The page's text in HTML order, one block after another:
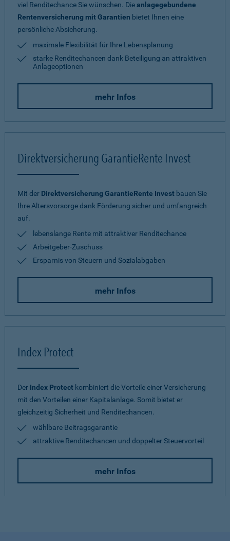
viel Renditechance Sie wünschen. Dieanlagegebundene
Rentenversicherung mit Garantien bietet Ihnen eine
persönliche Absicherung.
maximale Flexibilität für Ihre Lebensplanung
starke Renditechancen dank Beteiligung an attraktiven
Anlageoptionen
mehr Infos
Direktversicherung GarantieRente Invest
Mit der Direktversicherung GarantieRente Invest bauen Sie
Ihre Altersvorsorge dank Förderung sicher und umfangreich
auf.
lebenslange Rente mit attraktiver Renditechance
Arbeitgeber-Zuschuss
Ersparnis von Steuern und Sozialabgaben
mehr Infos
Index Protect
Der Index Protect kombiniert die Vorteile einer Versicherung
mit den Vorteilen einer Kapitalanlage. Somit bietet er
gleichzeitig Sicherheit und Renditechancen.
wählbare Beitragsgarantie
attraktive Renditechancen und doppelter Steuervorteil
mehr Infos